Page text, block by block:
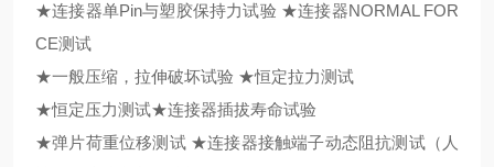
★连接器单Pin与塑胶保持力试验 ★连接器NORMAL FOR
CE测试
★一般压缩，拉伸破坏试验 ★恒定拉力测试
★恒定压力测试★连接器插拔寿命试验
★弹片荷重位移测试 ★连接器接触端子动态阻抗测试（人